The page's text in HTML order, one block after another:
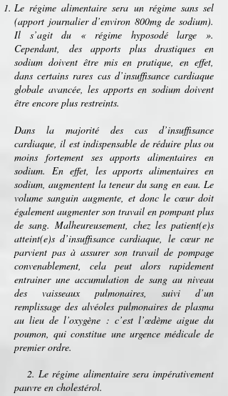
Le régime alimentaire sera un régime sans sel
(apport journalier d’environ 800mg de sodium).
Il s’agit du « régime hyposodé large ».
Cependant, des apports plus drastiques en
sodium doivent être mis en pratique, en effet,
dans certains rares cas d’insuffisance cardiaque
globale avancée, les apports en sodium doivent
être encore plus restreints.
Dans la majorité des cas d’insuffisance
cardiaque, il est indispensable de réduire plus ou
moins fortement ses apports alimentaires en
sodium. En effet, les apports alimentaires en
sodium, augmentent la teneur dusang en eau. Le
volume sanguin augmente, et donc le cœur doit
également augmenter son travail en pompant plus
de sang. Malheureusement, chez les patient(e)s
atteint(e)s d’insuffisance cardiaque, le cœur ne
parvient pas à assurer son travail de pompage
convenablement, cela peut alors rapidement
entrainer une accumulation de sang au niveau
des vaisseaux pulmonaires, suivi d’un
remplissage des alvéoles pulmonaires de plasma
au lieu de l’oxygène : c’est l’œdème aigue du
poumon, qui constitue une urgence médicalede
premier ordre.
2. Lerégime alimentairesera impérativement
pauvre en cholestérol.